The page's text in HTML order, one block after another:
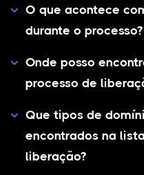
O que acontece
durante o processo?
Onde posso
processo de
Que tipos de
encontrados na
liberação?